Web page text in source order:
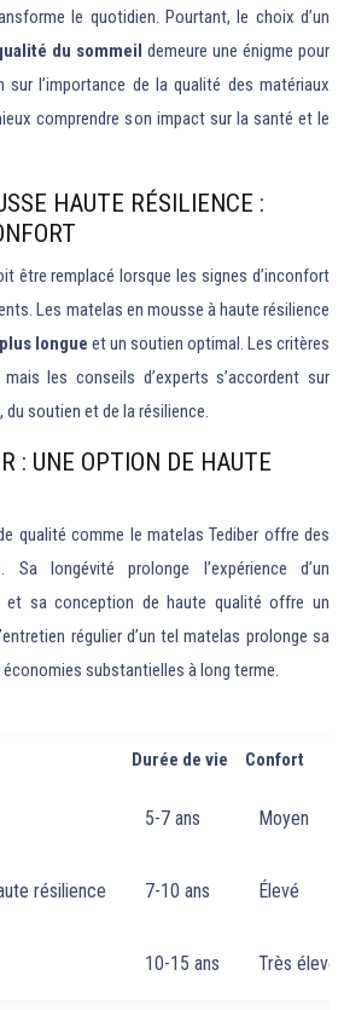
le quotidien. Pourtant, le choix d’un
du sommeil demeure une énigme pour
sur l’importance de la qualité des matériaux
comprendre son impact sur la santé et le
HAUTE RÉSILIENCE :
être remplacé lorsque les signes d’inconfort
Les matelas en mousse à haute résilience
longue et un soutien optimal. Les critères
les conseils d’experts s’accordent sur
du soutien et de la résilience.
: UNE OPTION DE HAUTE
qualité comme le matelas Tediber offre des
Sa longévité prolonge l’expérience d’un
et sa conception de haute qualité offre un
régulier d’un tel matelas prolonge sa
substantielles à long terme.
Durée de vie Confort
5-7 ans Moyen
résilience 7-10 ans Élevé
10-15 ans Très élevé